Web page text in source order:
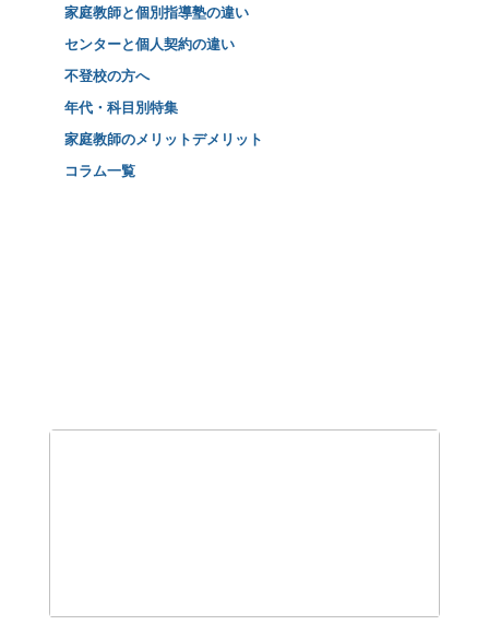
家庭教師と個別指導塾の違い
センターと個人契約の違い
不登校の方へ
年代・科目別特集
家庭教師のメリットデメリット
コラム一覧